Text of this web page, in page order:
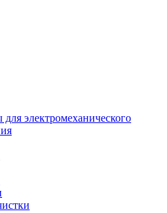
для электромеханического